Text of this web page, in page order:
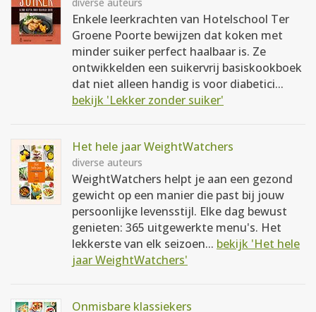
Enkele leerkrachten van Hotelschool Ter
Groene Poorte bewijzen dat koken met
minder suiker perfect haalbaar is. Ze
ontwikkelden een suikervrij basiskookboek
dat niet alleen handig is voor diabetici...
bekijk 'Lekker zonder suiker'
Het hele jaar WeightWatchers
diverse auteurs
WeightWatchers helpt je aan een gezond
gewicht op een manier die past bij jouw
persoonlijke levensstijl. Elke dag bewust
genieten: 365 uitgewerkte menu's. Het
lekkerste van elk seizoen... bekijk 'Het hele
jaar WeightWatchers'
Onmisbare klassiekers